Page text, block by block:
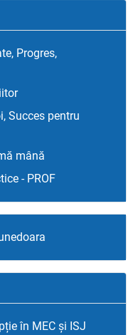
Progres,
Succes pentru
mână
- PROF
în MEC și ISJ